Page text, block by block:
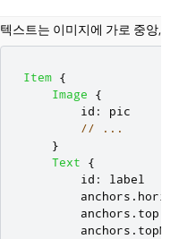
텍스트는 이미지에 가로 중앙,
Item {
Image
{
id :
pic
// ...
}
Text
{
id :
label
anchors .
anchors . top
anchors .